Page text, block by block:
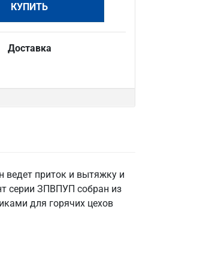
КУПИТЬ
Доставка
ведет приток и вытяжку и
серии ЗПВПУП собран из
для горячих цехов